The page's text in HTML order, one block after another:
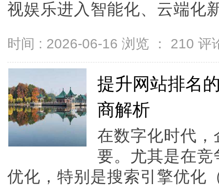
视娱乐进入智能化、云端化
时间 : 2026-06-16 浏览 ： 210 评
提升网站排名
商解析
在数字化时代
要。尤其是在
优化，特别是搜索引擎优化